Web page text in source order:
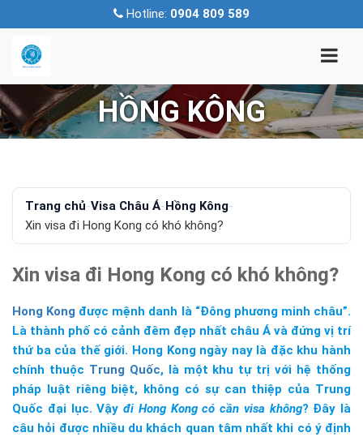
Hotline: 0904 809 589
HỒNG KÔNG
Trang chủ-Visa Châu Á- Hồng Kông-
Xin visa đi Hong Kong có khó không?
Xin visa đi Hong Kong có khó không?
Hong Kong được mệnh danh là “Đông phương minh châu”.
Là thành phố có cảnh đêm đẹp nhất châu Á và đứng vị trí
thứ ba của thế giới. Hong Kong ngày nay là đặc khu hành
chính thuộc Trung Quốc, là một khu tự trị với hệ thống
pháp luật riêng biệt, không có sự can thiệp của Trung
Quốc đại lục. Vậy đi Hong Kong có cần visa không? Đây là
câu hỏi được nhiều du khách quan tâm nhất khi có ý định